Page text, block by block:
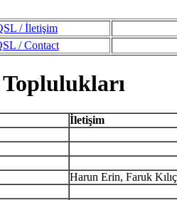
/ İletişim
/ Contact
İletişim
Harun Erin, Faruk Kılıç